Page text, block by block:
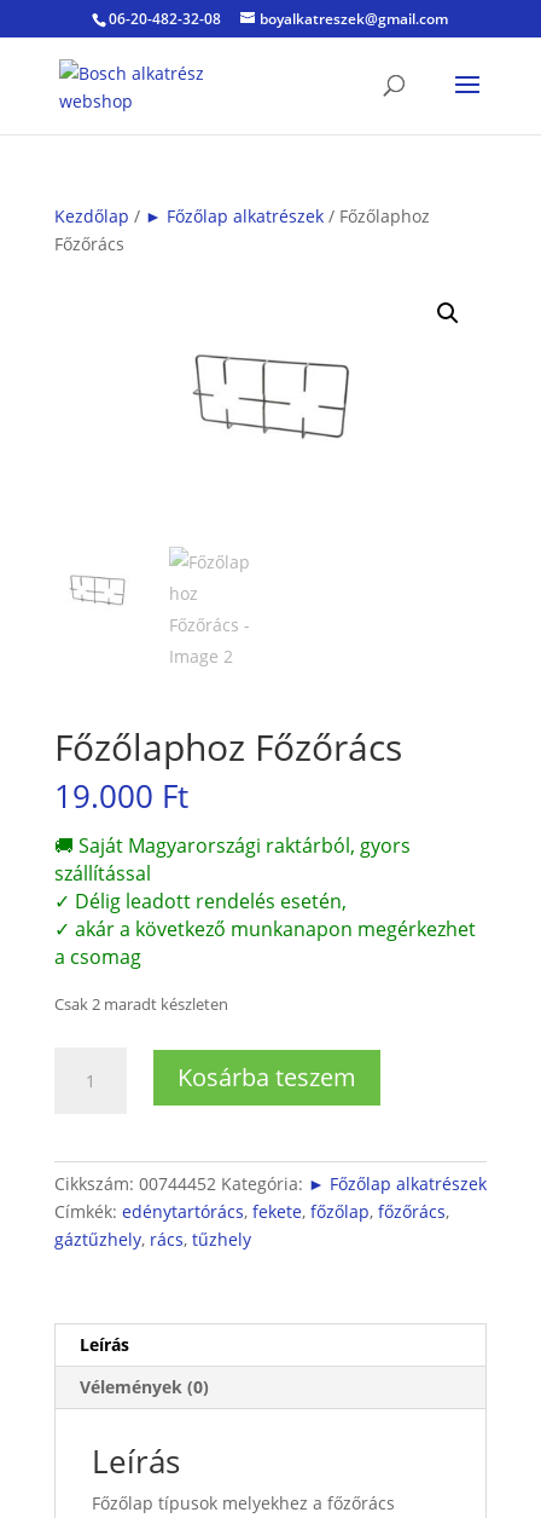
06-20-482-32-08 boyalkatreszek@gmail.com
Kezdőlap / ► Főzőlap alkatrészek/ Főzőlaphoz
Főzőrács
Főzőlaphoz Főzőrács
19.000 Ft
🚚 Saját Magyarországi raktárból, gyors
szállítással
✓ Délig leadott rendelés esetén,
✓ akár a következő munkanapon megérkezhet
a csomag
Csak 2 maradt készleten
Főzőrács
Kosárba teszem
Cikkszám: 00744452 Kategória: ► Főzőlap alkatrészek
Címkék: edénytartórács, fekete, főzőlap, főzőrács,
gáztűzhely, rács, tűzhely
Leírás
Vélemények (0)
Leírás
Főzőlap típusok melyekhez a főzőrács